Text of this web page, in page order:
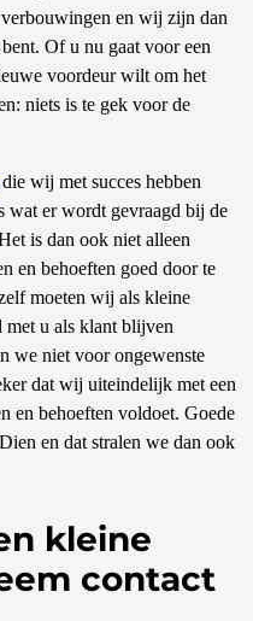
en wij zijn dan
Of u nu gaat voor een
voordeur wilt om het
niets is te gek voor de
die wij met succes hebben
wat er wordt gevraagd bij de
is dan ook niet alleen
en behoeften goed door te
moeten wij als kleine
met u als klant blijven
we niet voor ongewenste
dat wij uiteindelijk met een
en behoeften voldoet. Goede
en dat stralen we dan ook
kleine
contact